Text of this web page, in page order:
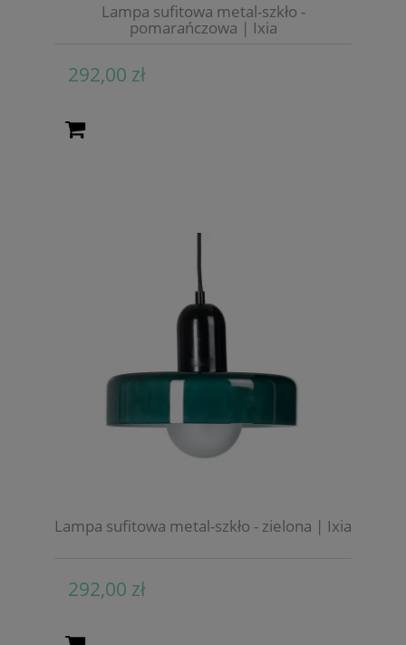
Lampa sufitowa metal-szkło -
pomarańczowa | Ixia
292,00 zł
Lampa sufitowa metal-szkło - zielona | Ixia
292,00 zł